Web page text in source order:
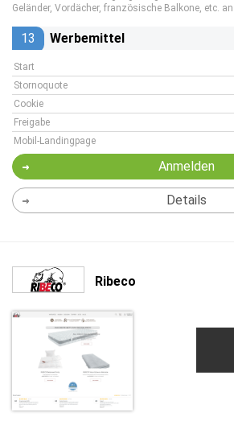
Geländer, Vordächer, französische Balkone, etc. an
13 Werbemittel
Start
Stornoquote
Cookie
Freigabe
Mobil-Landingpage
Anmelden
Details
Ribeco